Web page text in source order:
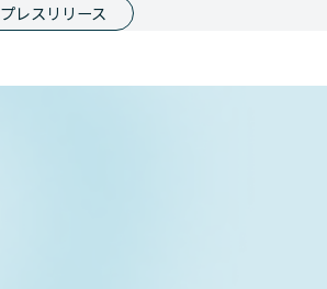
プレスリリース